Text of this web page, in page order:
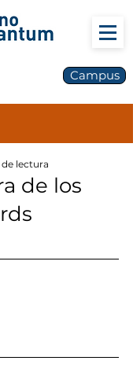
Campus
de los
lectura